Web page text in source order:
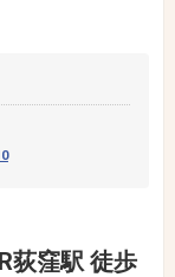
窪駅 徒歩